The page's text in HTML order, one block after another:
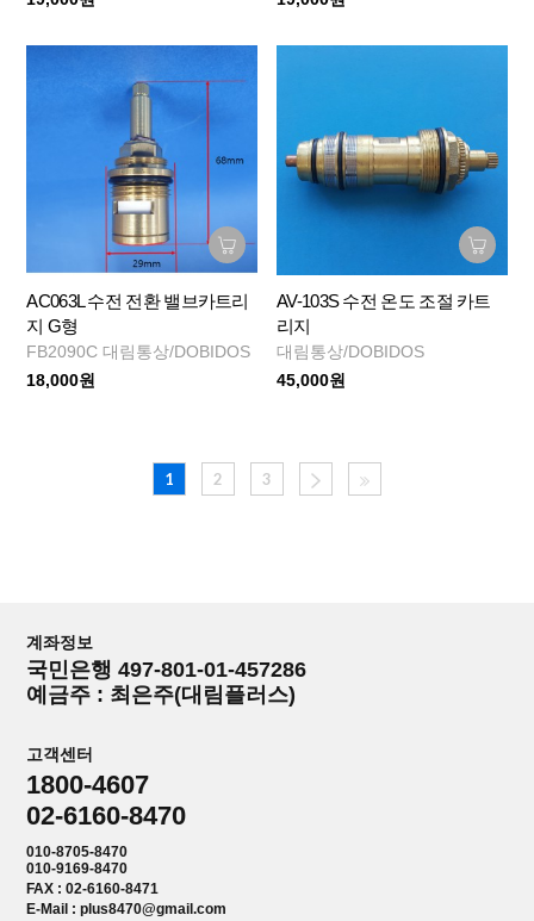
AC063L 수전 전환 밸브카트리
지 G형
FB2090C 대림통상/DOBIDOS
18,000원
AV-103S 수전 온도 조절 카트
리지
대림통상/DOBIDOS
45,000원
1 2 3
계좌정보
국민은행 497-801-01-457286
예금주 : 최은주(대림플러스)
고객센터
1800-4607
02-6160-8470
010-8705-8470
010-9169-8470
FAX : 02-6160-8471
E-Mail : plus8470@gmail.com